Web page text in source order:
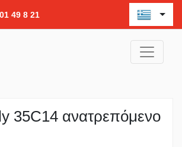
49 8 21
35C14 ανατρεπόμενο